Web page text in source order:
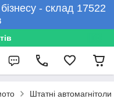
- склад 17522
Штатні автомагнітоли